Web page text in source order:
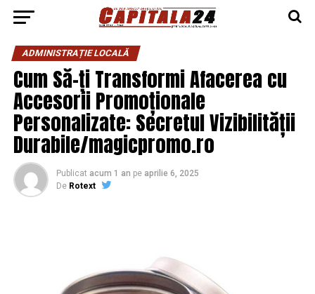
ADMINISTRAȚIE LOCALĂ
Cum Să-ți Transformi Afacerea cu
Accesorii Promoționale
Personalizate: Secretul Vizibilității
Durabile/magicpromo.ro
Publicat acum 1 an pe aprilie 6, 2025
De Rotext